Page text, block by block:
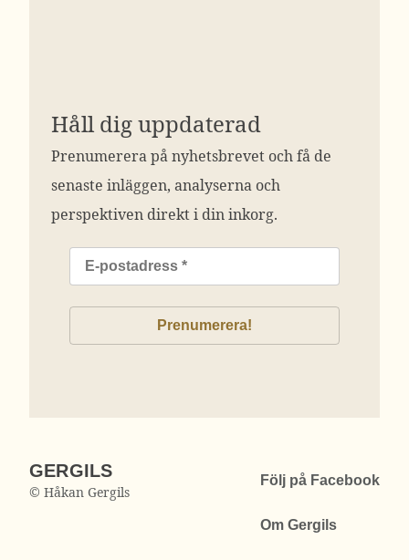
Håll dig uppdaterad
Prenumerera på nyhetsbrevet och få de
senaste inläggen, analyserna och
perspektiven direkt i din inkorg.
GERGILS
© Håkan Gergils
Följ på Facebook
Om Gergils